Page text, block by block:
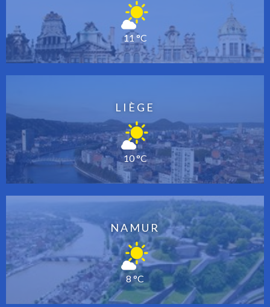
11 °C
LIÈGE
10 °C
NAMUR
8 °C